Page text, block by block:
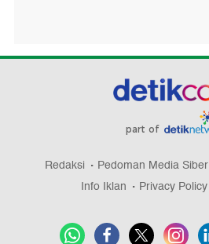
part of
Redaksi Pedoman Media Siber
Info Iklan
Privacy Policy